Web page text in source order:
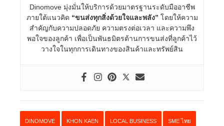
Dinomove มุ่งมั่นให้บริการด้วยมาตรฐานระดับมืออาชีพ
ภายใต้แนวคิด “ขนส่งทุกสิ่งด้วยใจและพลัง” โดยให้ความ
สำคัญกับความปลอดภัย ความตรงต่อเวลา และความพึง
พอใจของลูกค้า เพื่อเป็นพันธมิตรด้านการขนส่งที่ลูกค้าไว้
วางใจในทุกการเดินทางของสินค้าและทรัพย์สิน
DINOMOVE KHON KAEN LOCAL BUSINESS SME ไทย